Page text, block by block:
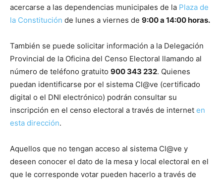
acercarse a las dependencias municipales de la Plaza de
la Constitución de lunes a viernes de 9:00 a 14:00 horas.
También se puede solicitar información a la Delegación
Provincial de la Oficina del Censo Electoral llamando al
número de teléfono gratuito 900 343 232. Quienes
puedan identificarse por el sistema Cl@ve (certificado
digital o el DNI electrónico) podrán consultar su
inscripción en el censo electoral a través de internet en
esta dirección.
Aquellos que no tengan acceso al sistema Cl@ve y
deseen conocer el dato de la mesa y local electoral en el
que le corresponde votar pueden hacerlo a través de